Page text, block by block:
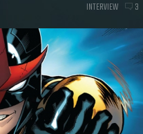
INTERVIEW 3